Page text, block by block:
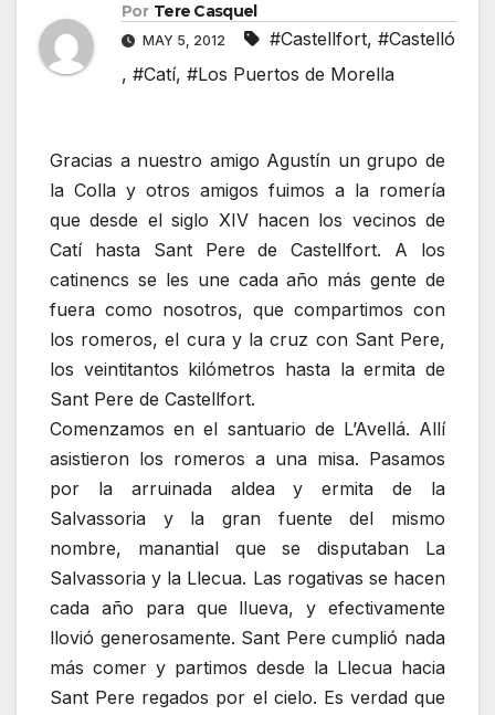
Por Tere Casquel
MAY 5, 2012 #Castellfort, #Castelló
, #Catí, #Los Puertos de Morella
Gracias a nuestro amigo Agustín un grupo de
la Colla y otros amigos fuimos a la romería
que desde el siglo XIV hacen los vecinos de
Catí hasta Sant Pere de Castellfort. A los
catinencs se les une cada año más gente de
fuera como nosotros, que compartimos con
los romeros, el cura y la cruz con Sant Pere,
los veintitantos kilómetros hasta la ermita de
Sant Pere de Castellfort.
Comenzamos en el santuario de L’Avellá. Allí
asistieron los romeros a una misa. Pasamos
por la arruinada aldea y ermita de la
Salvassoria y la gran fuente del mismo
nombre, manantial que se disputaban La
Salvassoria y la Llecua. Las rogativas se hacen
cada año para que llueva, y efectivamente
llovió generosamente. Sant Pere cumplió nada
más comer y partimos desde la Llecua hacia
Sant Pere regados por el cielo. Es verdad que